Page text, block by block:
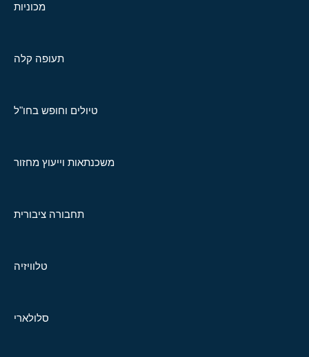
מכוניות
תעופה קלה
טיולים וחופש בחו"ל
משכנתאות וייעוץ מחזור
תחבורה ציבורית
טלוויזיה
סלולארי